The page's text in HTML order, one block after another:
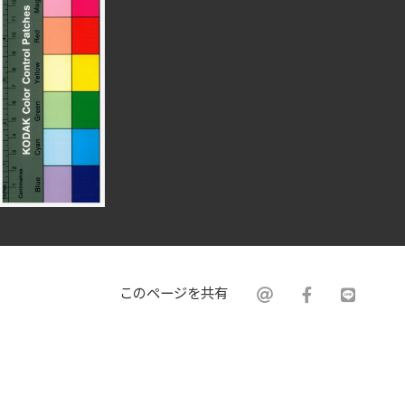
このページを共有